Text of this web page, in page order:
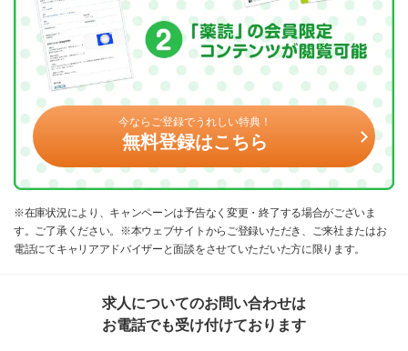
今ならご登録でうれしい特典！
無料登録はこちら
※在庫状況により、キャンペーンは予告なく変更・終了する場合がございま
す。ご了承ください。※本ウェブサイトからご登録いただき、ご来社またはお
電話にてキャリアアドバイザーと面談をさせていただいた方に限ります。
求人についてのお問い合わせは
お電話でも受け付けております